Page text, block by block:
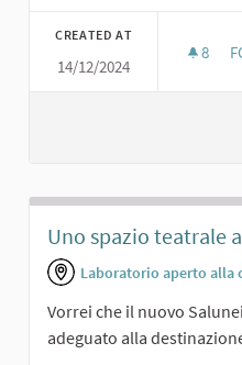
CREATED AT
14/12/2024
8 8
Uno spazio teatrale
Laboratorio aperto alla
Vorrei che il nuovo
adeguato alla